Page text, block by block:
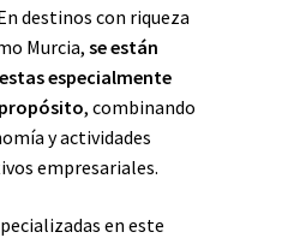
destinos con riqueza
Murcia, se están
especialmente
, combinando
y actividades
empresariales.
en este